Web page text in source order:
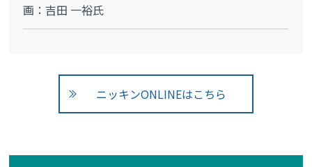
画：吉田 一裕氏
ニッキンONLINEはこちら